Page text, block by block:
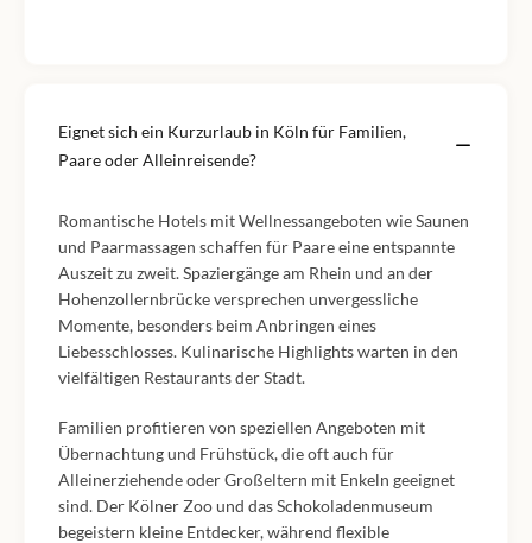
Eignet sich ein Kurzurlaub in Köln für Familien,
Paare oder Alleinreisende?
Romantische Hotels mit Wellnessangeboten wie Saunen
und Paarmassagen schaffen für Paare eine entspannte
Auszeit zu zweit. Spaziergänge am Rhein und an der
Hohenzollernbrücke versprechen unvergessliche
Momente, besonders beim Anbringen eines
Liebesschlosses. Kulinarische Highlights warten in den
vielfältigen Restaurants der Stadt.
Familien profitieren von speziellen Angeboten mit
Übernachtung und Frühstück, die oft auch für
Alleinerziehende oder Großeltern mit Enkeln geeignet
sind. Der Kölner Zoo und das Schokoladenmuseum
begeistern kleine Entdecker, während flexible